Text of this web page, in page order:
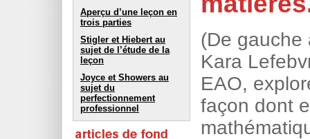
Aperçu d’une leçon en
trois parties
Stigler et Hiebert au
sujet de l’étude de la
leçon
Joyce et Showers au
sujet du
perfectionnement
professionnel
(De gauche
Kara
EAO,
façon dont